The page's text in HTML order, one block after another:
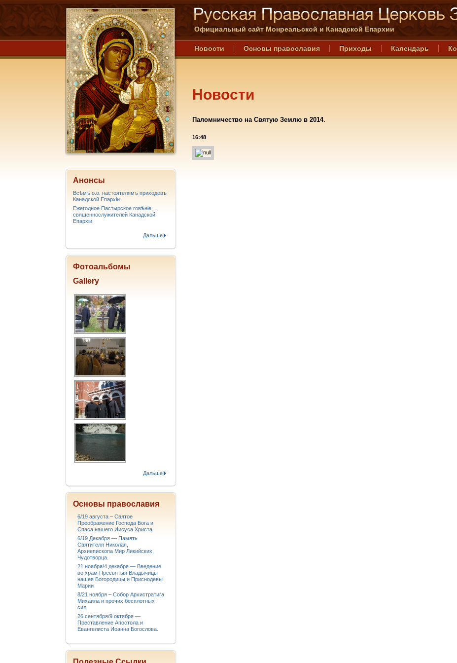
Официальный сайт Монреальской и Канадской Епархии
Новости Основы православия Приходы Календарь
Новости
Паломничество на Святую Землю в 2014.
16:48
Анонсы
Всѣмъ о.о. настоятелямъ приходовъ
Канадской Епархiи.
Ежегодное Пастырское говѣніе
священнослужителей Канадской
Епархіи.
Дальше
Фотоальбомы
Gallery
Дальше
Основы православия
6/19 августа – Святое
Преображение Господа Бога и
Спаса нашего Иисуса Христа.
6/19 Декабря — Память
Святителя Николая,
Архиепископа Мир Ликийских,
Чудотворца.
21 ноября/4 декабря — Введение
во храм Пресвятыя Владычицы
нашея Богородицы и Приснодевы
Марии
8/21 ноября – Собор Архистратига
Михаила и прочих бесплотных
сил
26 сентября/9 октября —
Преставление Апостола и
Евангелиста Иоанна Богослова.